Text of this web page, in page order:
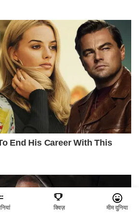
क्विज़ मीम दुनिया